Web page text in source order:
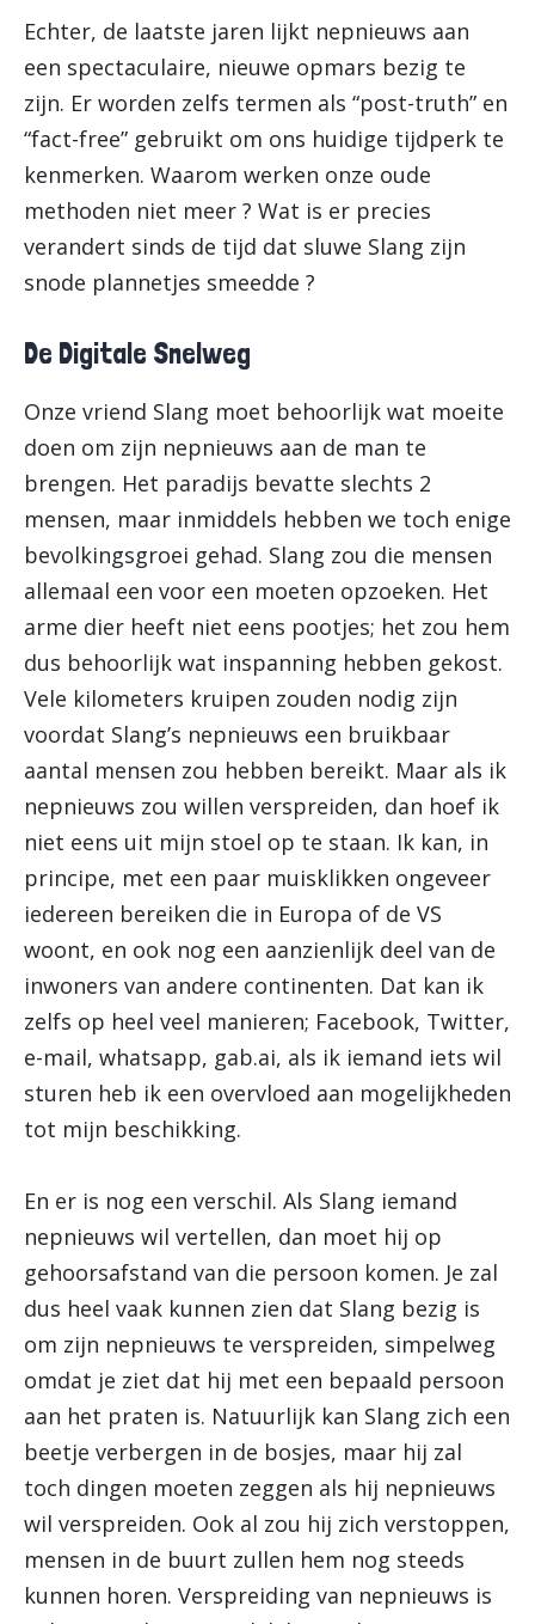
Echter, de laatste jaren lijkt nepnieuws aan
een spectaculaire, nieuwe opmars bezig te
zijn. Er worden zelfs termen als “post-truth” en
“fact-free” gebruikt om ons huidige tijdperk te
kenmerken. Waarom werken onze oude
methoden niet meer ? Wat is er precies
verandert sinds de tijd dat sluwe Slang zijn
snode plannetjes smeedde ?
De Digitale Snelweg
Onze vriend Slang moet behoorlijk wat moeite
doen om zijn nepnieuws aan de man te
brengen. Het paradijs bevatte slechts 2
mensen, maar inmiddels hebben we toch enige
bevolkingsgroei gehad. Slang zou die mensen
allemaal een voor een moeten opzoeken. Het
arme dier heeft niet eens pootjes; het zou hem
dus behoorlijk wat inspanning hebben gekost.
Vele kilometers kruipen zouden nodig zijn
voordat Slang’s nepnieuws een bruikbaar
aantal mensen zou hebben bereikt. Maar als ik
nepnieuws zou willen verspreiden, dan hoef ik
niet eens uit mijn stoel op te staan. Ik kan, in
principe, met een paar muisklikken ongeveer
iedereen bereiken die in Europa of de VS
woont, en ook nog een aanzienlijk deel van de
inwoners van andere continenten. Dat kan ik
zelfs op heel veel manieren; Facebook, Twitter,
e-mail, whatsapp, gab.ai, als ik iemand iets wil
sturen heb ik een overvloed aan mogelijkheden
tot mijn beschikking.
En er is nog een verschil. Als Slang iemand
nepnieuws wil vertellen, dan moet hij op
gehoorsafstand van die persoon komen. Je zal
dus heel vaak kunnen zien dat Slang bezig is
om zijn nepnieuws te verspreiden, simpelweg
omdat je ziet dat hij met een bepaald persoon
aan het praten is. Natuurlijk kan Slang zich een
beetje verbergen in de bosjes, maar hij zal
toch dingen moeten zeggen als hij nepnieuws
wil verspreiden. Ook al zou hij zich verstoppen,
mensen in de buurt zullen hem nog steeds
kunnen horen. Verspreiding van nepnieuws is